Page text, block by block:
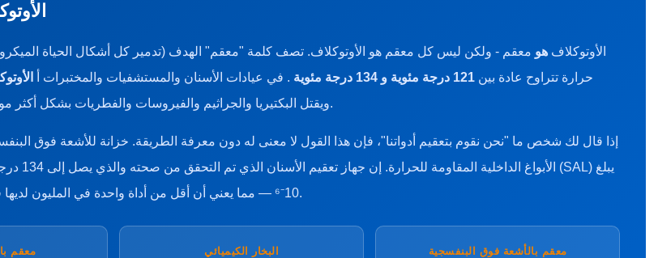
الأوتوكلاف هو معقم - ولكن ليس كل معقم هو الأوتوكلاف. تصف كلمة "معقم" الهدف (تدمير كل أشكال الحياة
حرارة تتراوح عادة بين 121 درجة مئوية و 134 درجة مئوية . في عيادات الأسنان والمستشفيات والمختبرات أ
ويقتل البكتيريا والجراثيم والفيروسات والفطريات بشكل أكثر موثوقية من الحرارة الجافة أو البخار الكيميائي أو الأشعة فوق البنفسجية وحدها.
إذا قال لك شخص ما "نحن نقوم بتعقيم أدواتنا"، فإن هذا القول لا معنى له دون معرفة الطريقة. خزانة للأشعة فوق
10⁻⁶ — مما يعني أن أقل من أداة واحدة في المليون لديها فرصة للبقاء ملوثة. لا توجد طريقة سريرية شائعة أخرى تتطابق مع هذا الرقم.
معقم البخار الكيميائي معقم بالأشعة فوق البنفسجية